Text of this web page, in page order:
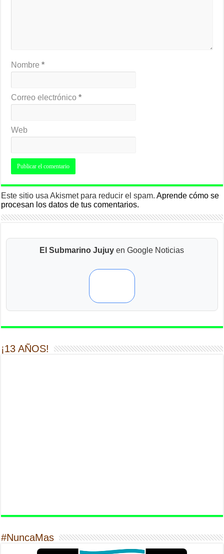
Nombre*
Correo electrónico*
Web
Este sitio usa Akismet para reducir el spam.Aprende cómo se
procesan los datos de tus comentarios.
El Submarino Jujuy en Google Noticias
¡13 AÑOS!
#NuncaMas